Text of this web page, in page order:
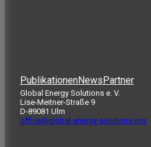
PublikationenNews Partner
Global Energy Solutions e. V.
Lise-Meitner-Straße 9
D-89081 Ulm
office@global-energy-solutions.org